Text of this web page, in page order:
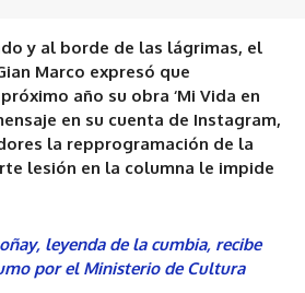
y al borde de las lágrimas, el
Marco expresó que
año su obra ‘Mi Vida en
en su cuenta de Instagram,
la repprogramación de la
lesión en la columna le impide
leyenda de la cumbia, recibe
por el Ministerio de Cultura